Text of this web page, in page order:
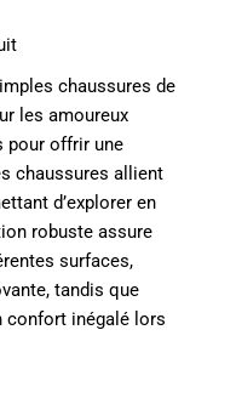
chaussures de
les amoureux
pour offrir une
chaussures allient
d’explorer en
robuste assure
surfaces,
tandis que
confort inégalé lors